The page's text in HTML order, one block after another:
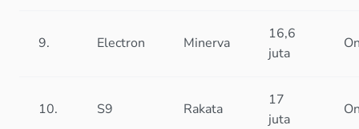
9. Electron Minerva
16,6
juta
10. S9 Rakata
17
juta